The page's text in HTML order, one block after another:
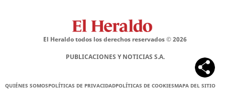
El Heraldo todos los derechos reservados ©2026
PUBLICACIONES Y NOTICIAS S.A.
QUIÉNES SOMOSPOLÍTICAS DE PRIVACIDADPOLÍTICAS DE COOKIESMAPA DEL SITIO